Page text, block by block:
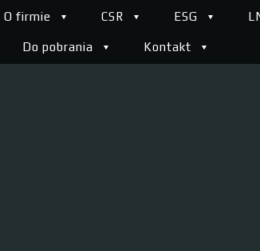
O firmie CSR ESG
Do pobrania Kontakt